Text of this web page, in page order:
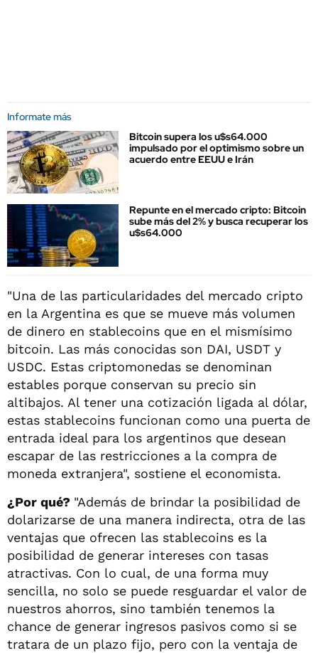
Informate más
Bitcoin supera los u$s64.000
impulsado por el optimismo sobre un
acuerdo entre EEUU e Irán
Repunte en el mercado cripto: Bitcoin
sube más del 2% y busca recuperar los
u$s64.000
"Una de las particularidades del mercado cripto
en la Argentina es que se mueve más volumen
de dinero en stablecoins que en el mismísimo
bitcoin. Las más conocidas son DAI, USDT y
USDC. Estas criptomonedas se denominan
estables porque conservan su precio sin
altibajos. Al tener una cotización ligada al dólar,
estas stablecoins funcionan como una puerta de
entrada ideal para los argentinos que desean
escapar de las restricciones a la compra de
moneda extranjera", sostiene el economista.
¿Por qué? "Además de brindar la posibilidad de
dolarizarse de una manera indirecta, otra de las
ventajas que ofrecen las stablecoins es la
posibilidad de generar intereses con tasas
atractivas. Con lo cual, de una forma muy
sencilla, no solo se puede resguardar el valor de
nuestros ahorros, sino también tenemos la
chance de generar ingresos pasivos como si se
tratara de un plazo fijo, pero con la ventaja de